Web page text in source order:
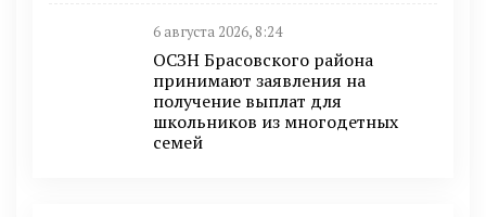
6 августа 2026, 8:24
ОСЗН Брасовского района
принимают заявления на
получение выплат для
школьников из многодетных
семей